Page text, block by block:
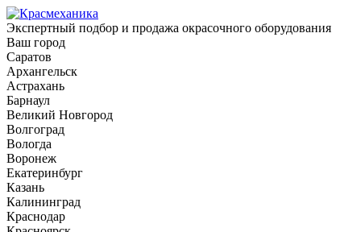
Экспертный подбор и продажа окрасочного оборудования
Ваш город
Саратов
Архангельск
Астрахань
Барнаул
Великий Новгород
Волгоград
Вологда
Воронеж
Екатеринбург
Казань
Калининград
Краснодар